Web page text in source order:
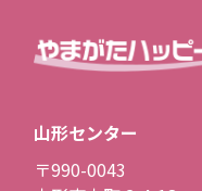
山形センター
〒990-0043